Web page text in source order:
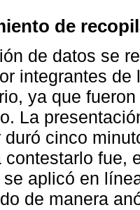
de
de datos se
integrantes
ya que
La
duró cinco
contestarlo fue,
aplicó en
de manera